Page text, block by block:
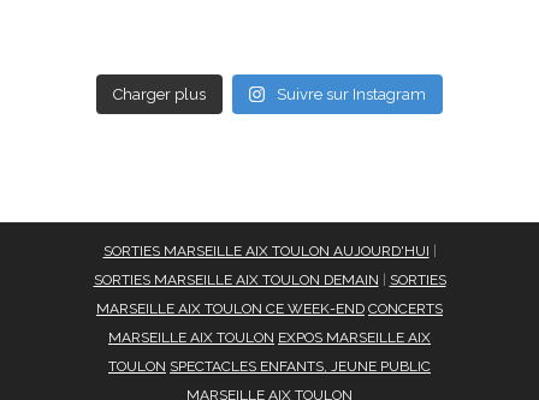
Charger plus Suivre sur Instagram
SORTIES MARSEILLE AIX TOULON AUJOURD'HUI
SORTIES MARSEILLE AIX TOULON DEMAIN
SORTIES
MARSEILLE AIX TOULON CE WEEK-END CONCERTS
MARSEILLE AIX TOULON EXPOS MARSEILLE AIX
TOULON SPECTACLES ENFANTS, JEUNE PUBLIC
MARSEILLE AIX TOULON